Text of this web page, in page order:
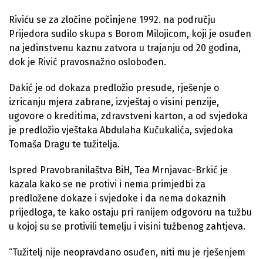
Riviću se za zločine počinjene 1992. na području
Prijedora sudilo skupa s Borom Milojicom, koji je osuđen
na jedinstvenu kaznu zatvora u trajanju od 20 godina,
dok je Rivić pravosnažno oslobođen.
Dakić je od dokaza predložio presude, rješenje o
izricanju mjera zabrane, izvještaj o visini penzije,
ugovore o kreditima, zdravstveni karton, a od svjedoka
je predložio vještaka Abdulaha Kučukalića, svjedoka
Tomaša Dragu te tužitelja.
Ispred Pravobranilaštva BiH, Tea Mrnjavac-Brkić je
kazala kako se ne protivi i nema primjedbi za
predložene dokaze i svjedoke i da nema dokaznih
prijedloga, te kako ostaju pri ranijem odgovoru na tužbu
u kojoj su se protivili temelju i visini tužbenog zahtjeva.
“Tužitelj nije neopravdano osuđen, niti mu je rješenjem